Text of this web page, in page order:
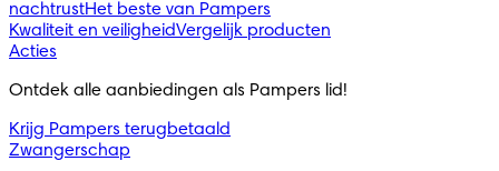
nachtrustHet beste van Pampers
Kwaliteit en veiligheidVergelijk producten
Acties
Ontdek alle aanbiedingen als Pampers lid!
Krijg Pampers terugbetaald
Zwangerschap